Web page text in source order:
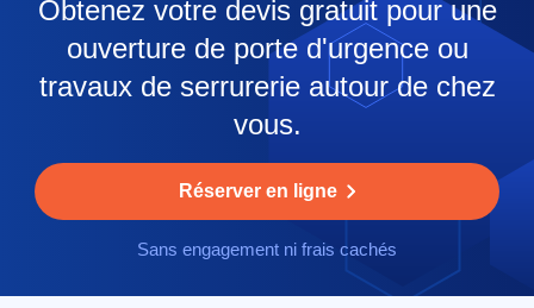
Obtenez votre devis gratuit pour une
ouverture de porte d'urgence ou
travaux de serrurerie autour de chez
vous.
Réserver en ligne
Sans engagement ni frais cachés